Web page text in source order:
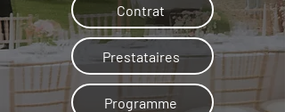
Contrat
Prestataires
Programme